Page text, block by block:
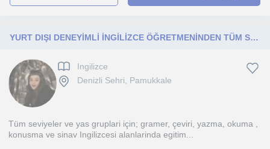
YURT DIŞI DENEYİMLİ İNGİLİZCE ÖĞRETMENİNDEN TÜM SEVİYE VE YAŞ GRUPLARINA İNGİLİZCE EĞİTİMİ
Ingilizce
Denizli Sehri, Pamukkale
Tüm seviyeler ve yas gruplari için; gramer, çeviri, yazma, okuma ,
konusma ve sinav Ingilizcesi alanlarinda egitim...